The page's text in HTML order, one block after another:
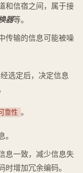
和信宿之间，属于接
器等。
传输的信息可能被噪
选定后，决定信息
靠性 。
息一致，减少信息失
增加冗余编码。